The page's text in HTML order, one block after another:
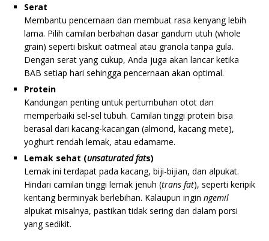
Serat
Membantu pencernaan dan membuat rasa kenyang lebih
lama. Pilih camilan berbahan dasar gandum utuh (whole
grain) seperti biskuit oatmeal atau granola tanpa gula.
Dengan serat yang cukup, Anda juga akan lancar ketika
BAB setiap hari sehingga pencernaan akan optimal.
Protein
Kandungan penting untuk pertumbuhan otot dan
memperbaiki sel-sel tubuh. Camilan tinggi protein bisa
berasal dari kacang-kacangan (almond, kacang mete),
yoghurt rendah lemak, atau edamame.
Lemak sehat (unsaturated fats)
Lemak ini terdapat pada kacang, biji-bijian, dan alpukat.
Hindari camilan tinggi lemak jenuh (trans fat), seperti keripik
kentang berminyak berlebihan. Kalaupun ingin ngemil
alpukat misalnya, pastikan tidak sering dan dalam porsi
yang sedikit.